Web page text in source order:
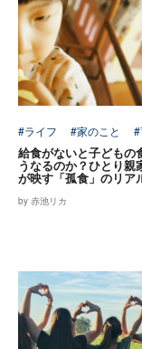
#ライフ #家のこと #
給食がないと子どもの
うなるのか？ひとり親
が映す「孤食」のリア
by 赤池リカ